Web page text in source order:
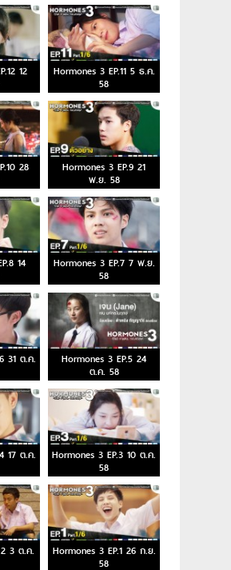
12
Hormones 3 EP.11 5 ธ.ค.
58
28
Hormones 3 EP.9 21
พ.ย. 58
14
Hormones 3 EP.7 7 พ.ย.
58
31 ต.ค.
Hormones 3 EP.5 24
ต.ค. 58
17 ต.ค.
Hormones 3 EP.3 10 ต.ค.
58
3 ต.ค.
Hormones 3 EP.1 26 ก.ย.
58